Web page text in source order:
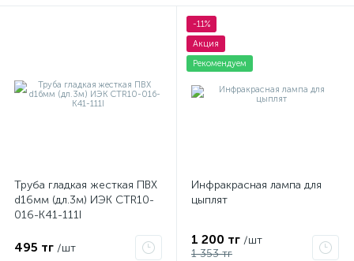
Труба гладкая жесткая ПВХ
d16мм (дл.3м) ИЭК CTR10-
016-K41-111I
495 тг /шт
-11%
Акция
Рекомендуем
Инфракрасная лампа для
цыплят
1 200 тг /шт
1 353 тг